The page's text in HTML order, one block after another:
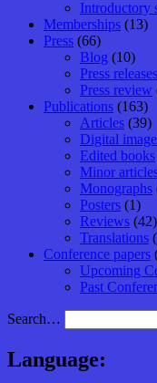
Introductory
Memberships (13)
Press (66)
Blog (10)
Press releases
Press review
Publications (163)
Articles (39)
Digital
Edited books
Minor
Monographs
Posters (1)
Reviews (42)
Translations
Conference papers
Upcoming
Past
Search…
Language: